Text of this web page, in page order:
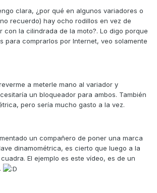
clara, ¿por qué en algunos variadores o
recuerdo) hay ocho rodillos en vez de
con la cilindrada de la moto?. Lo digo porque
para comprarlos por Internet, veo solamente
a meterle mano al variador y
un bloqueador para ambos. También
pero sería mucho gasto a la vez.
un compañero de poner una marca
dinamométrica, es cierto que luego a la
El ejemplo es este vídeo, es de un